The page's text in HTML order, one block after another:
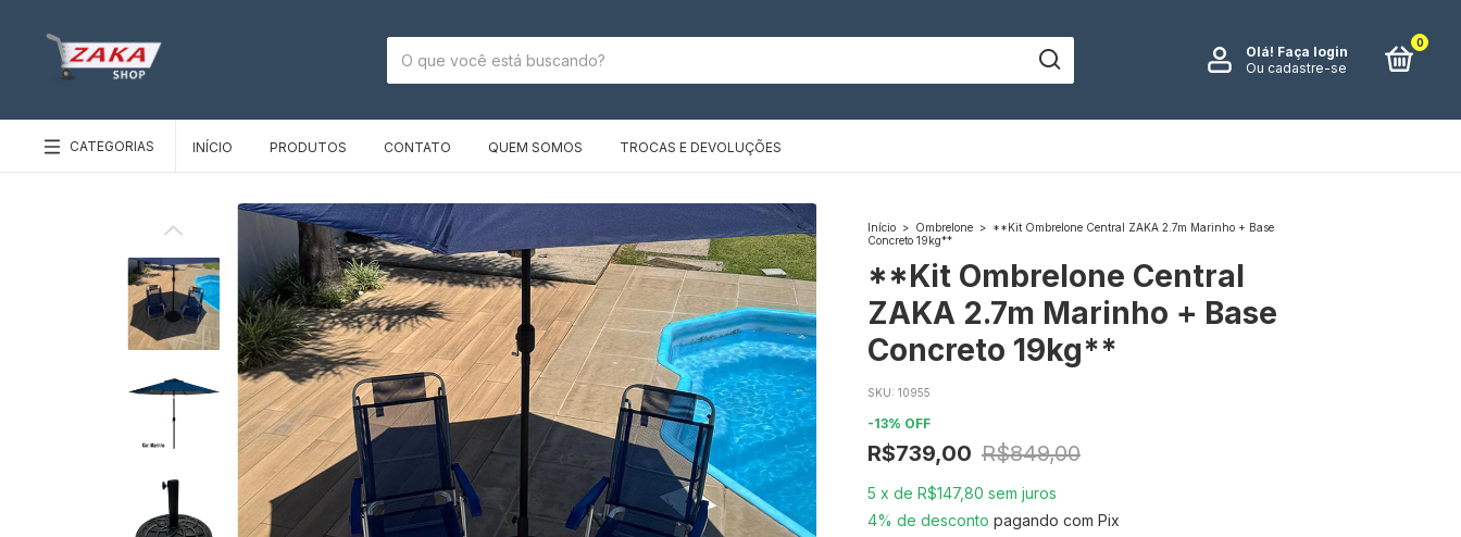
Olá! Faça login
Ou cadastre-se
0
CATEGORIAS INÍCIO PRODUTOS CONTATO QUEM SOMOS TROCAS E DEVOLUÇÕES
Início > Ombrelone > **Kit Ombrelone Central ZAKA 2.7m Marinho + Base
Concreto 19kg**
**Kit Ombrelone Central
ZAKA 2.7m Marinho + Base
Concreto 19kg**
SKU: 10955
-13% OFF
R$739,00 R$849,00
5 x de R$147,80 sem juros
4% de desconto pagando com Pix